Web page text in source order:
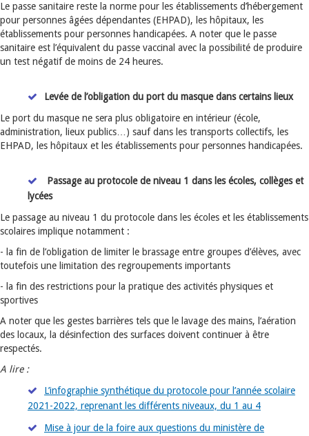
Le passe sanitaire reste la norme pour les établissements d’hébergement
pour personnes âgées dépendantes (EHPAD), les hôpitaux, les
établissements pour personnes handicapées. A noter que le passe
sanitaire est l’équivalent du passe vaccinal avec la possibilité de produire
un test négatif de moins de 24 heures.
Levée de l’obligation du port du masque dans certains lieux
Le port du masque ne sera plus obligatoire en intérieur (école,
administration, lieux publics…) sauf dans les transports collectifs, les
EHPAD, les hôpitaux et les établissements pour personnes handicapées.
Passage au protocole de niveau 1 dans les écoles, collèges et
lycées
Le passage au niveau 1 du protocole dans les écoles et les établissements
scolaires implique notamment :
- la fin de l’obligation de limiter le brassage entre groupes d’élèves, avec
toutefois une limitation des regroupements importants
- la fin des restrictions pour la pratique des activités physiques et
sportives
A noter que les gestes barrières tels que le lavage des mains, l’aération
des locaux, la désinfection des surfaces doivent continuer à être
respectés.
A lire :
L’infographie synthétique du protocole pour l’année scolaire
2021-2022, reprenant les différents niveaux, du 1 au 4
Mise à jour de la foire aux questions du ministère de